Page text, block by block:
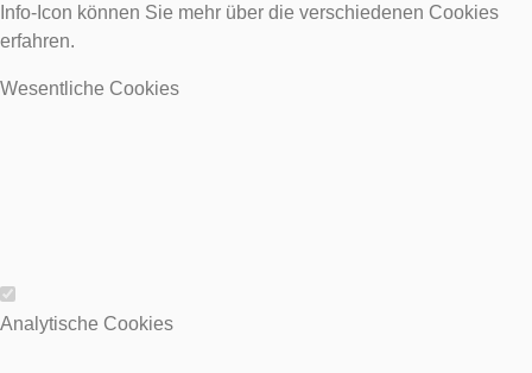
Info-Icon können Sie mehr über die verschiedenen Cookies
erfahren.
Wesentliche Cookies
Wesentliche Cookies
Analytische Cookies